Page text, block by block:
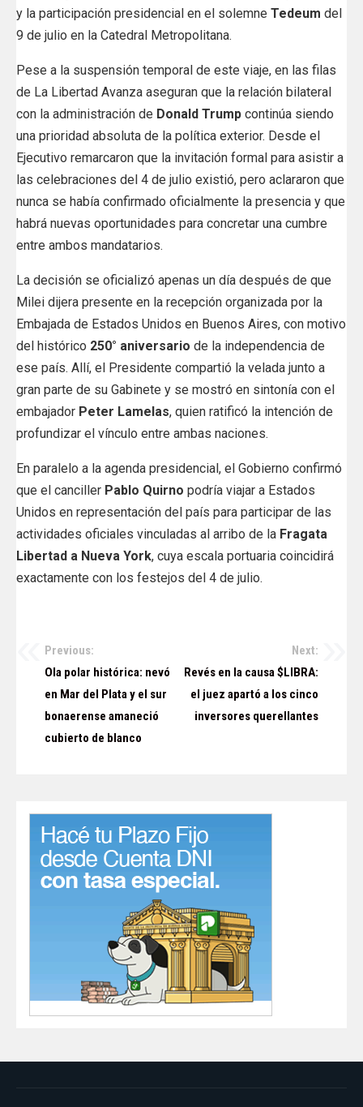
y la participación presidencial en el solemne Tedeum del
9 de julio en la Catedral Metropolitana.
Pese a la suspensión temporal de este viaje, en las filas
de La Libertad Avanza aseguran que la relación bilateral
con la administración de Donald Trump continúa siendo
una prioridad absoluta de la política exterior. Desde el
Ejecutivo remarcaron que la invitación formal para asistir a
las celebraciones del 4 de julio existió, pero aclararon que
nunca se había confirmado oficialmente la presencia y que
habrá nuevas oportunidades para concretar una cumbre
entre ambos mandatarios.
La decisión se oficializó apenas un día después de que
Milei dijera presente en la recepción organizada por la
Embajada de Estados Unidos en Buenos Aires, con motivo
del histórico 250° aniversario de la independencia de
ese país. Allí, el Presidente compartió la velada junto a
gran parte de su Gabinete y se mostró en sintonía con el
embajador Peter Lamelas, quien ratificó la intención de
profundizar el vínculo entre ambas naciones.
En paralelo a la agenda presidencial, el Gobierno confirmó
que el canciller Pablo Quirno podría viajar a Estados
Unidos en representación del país para participar de las
actividades oficiales vinculadas al arribo de la Fragata
Libertad a Nueva York, cuya escala portuaria coincidirá
exactamente con los festejos del 4 de julio.
Navegación
entradas
Previous:
Ola polar histórica: nevó
en Mar del Plata y el sur
bonaerense amaneció
cubierto de blanco
Next:
Revés en la causa $LIBRA:
el juez apartó a los cinco
inversores querellantes